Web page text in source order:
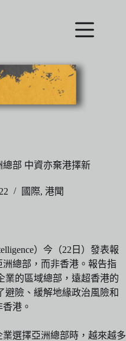
部 中資亦棄港擇新
國際, 港聞
）今（22日）發表報
總部，而非香港。報告指
業的區域總部，遠超香港的
避險、緩解地緣政治風險和
港。
業選擇亞洲總部時，越來越多